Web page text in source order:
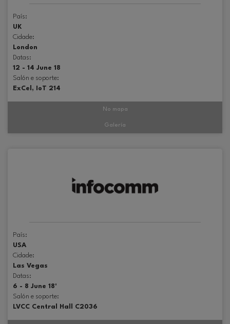
País:
UK
Cidade:
London
Datas:
12 - 14 June 18
Salón e soporte:
ExCel, IoT 214
No mapa
Galería
País:
USA
Cidade:
Las Vegas
Datas:
6 - 8 June 18'
Salón e soporte:
LVCC Central Hall C2036